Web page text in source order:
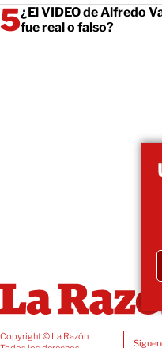
¿El VIDEO de Alfredo
fue real o falso?
Copyright © La Razón